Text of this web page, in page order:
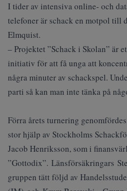
I tider av intensiva online- och
telefoner är schack en motpol till
Elmquist.
– Projektet ”Schack i Skolan” är
initiativ för att få unga att
några minuter av schackspel.
parti så kan man inte tänka på
Förra årets turnering
stor hjälp av Stockholms
Jacob Henriksson, som i
”Gottodix”. Länsförsäkringars
gruppen tätt följd av